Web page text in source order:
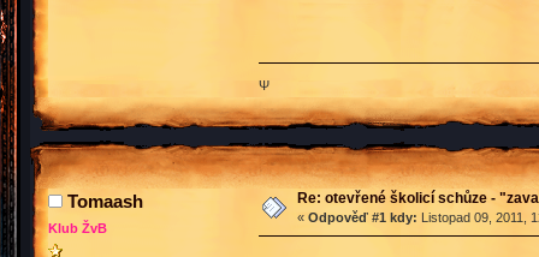
Ψ
Tomaash
Klub ŽvB
Re: otevřené školicí schůze -
« Odpověď #1 kdy: Listopad 09, 2011,